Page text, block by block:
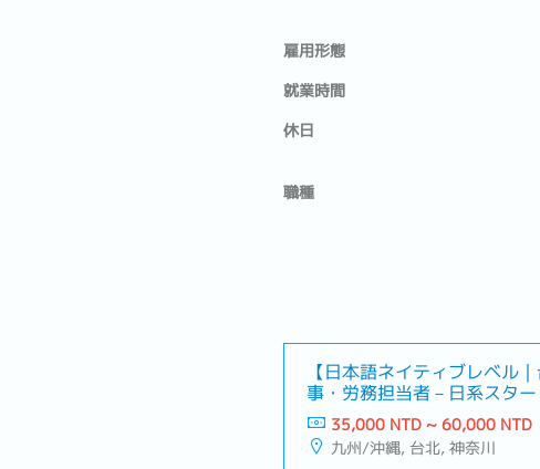
雇用形態
就業時間
休日
職種
【日本語ネイティブレベル
事・労務担当者－日系スタ
35,000 NTD ~ 60,000 NTD
九州/沖縄, 台北, 神奈川